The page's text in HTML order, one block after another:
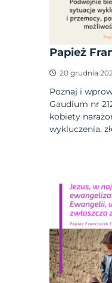
Papież
20 grudnia
Poznaj i
Gaudium nr
kobiety
wykluczenia,